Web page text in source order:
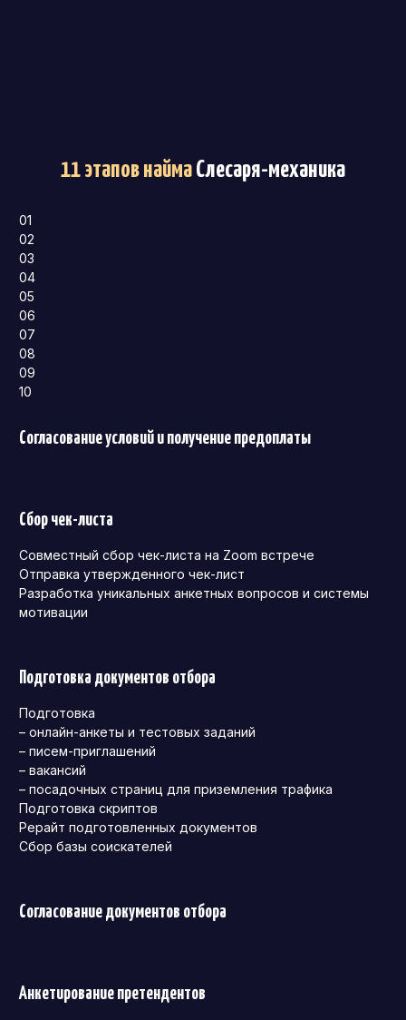
11 этапов наймаСлесаря-механика
01
02
03
04
05
06
07
08
09
10
Согласование условий и получение предоплаты
Сбор чек-листа
Совместный сбор чек-листа на Zoom встрече
Отправка утвержденного чек-лист
Разработка уникальных анкетных вопросов и системы
мотивации
Подготовка документов отбора
Подготовка
– онлайн-анкеты и тестовых заданий
– писем-приглашений
– вакансий
– посадочных страниц для приземления трафика
Подготовка скриптов
Рерайт подготовленных документов
Сбор базы соискателей
Согласование документов отбора
Анкетирование претендентов